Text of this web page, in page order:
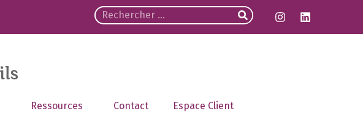
Ressources Contact Espace Client